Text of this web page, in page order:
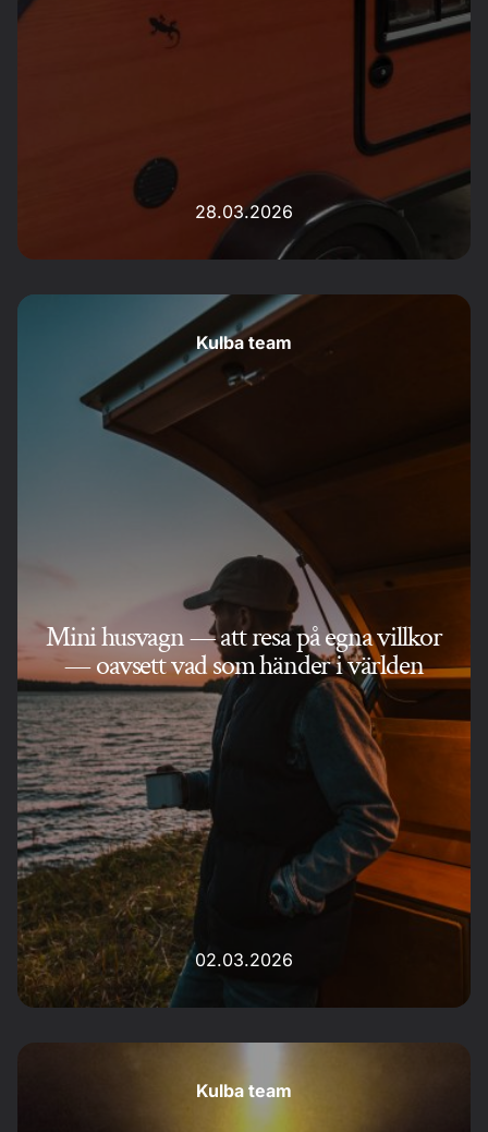
28.03.2026
Kulba team
Mini husvagn — att resa på egna villkor
— oavsett vad som händer i världen
02.03.2026
Kulba team